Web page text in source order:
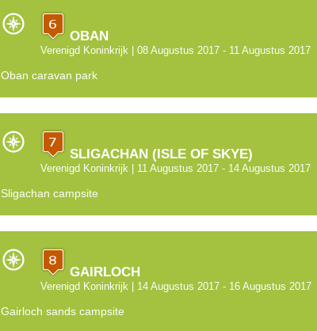
OBAN
Verenigd Koninkrijk| 08 Augustus 2017 - 11 Augustus 2017
Oban caravan park
SLIGACHAN (ISLE OF SKYE)
Verenigd Koninkrijk| 11 Augustus 2017 - 14 Augustus 2017
Sligachan campsite
GAIRLOCH
Verenigd Koninkrijk| 14 Augustus 2017 - 16 Augustus 2017
Gairloch sands campsite